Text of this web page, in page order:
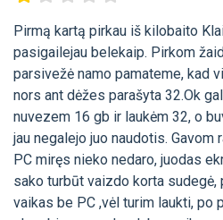
Pirmą kartą pirkau iš kilobaito
pasigailejau belekaip. Pirkom
parsivežė namo pamateme, kad
nors ant dėžes parašyta 32.Ok
nuvezem 16 gb ir laukėm 32, o
jau negalejo juo naudotis. Gavom
PC miręs nieko nedaro, juodas
sako turbūt vaizdo korta sudegė,
vaikas be PC ,vėl turim laukti, po